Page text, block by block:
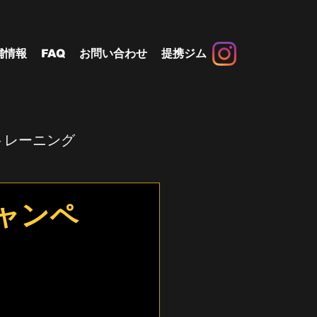
情報 FAQ お問い合わせ 提携ジム
レーニング
ンペ